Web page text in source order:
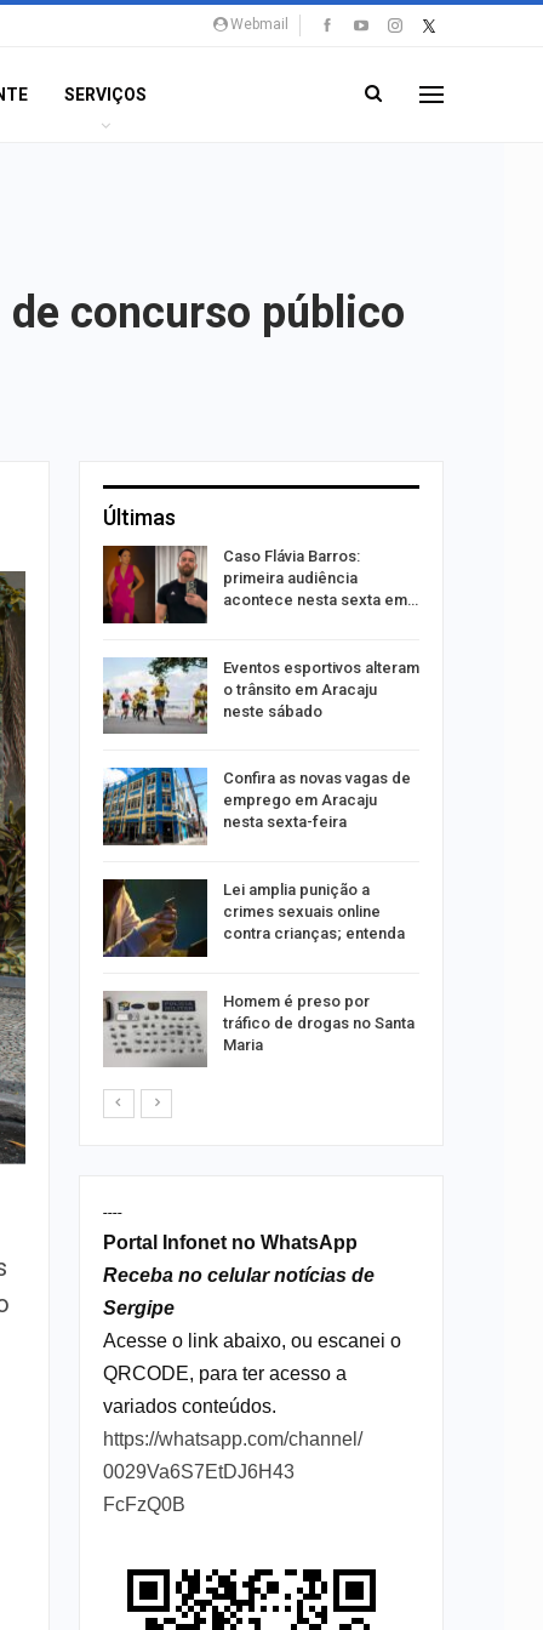
Webmail
SERVIÇOS
concurso público
Últimas
após
e
é
do…
Caso Flávia Barros:
primeira audiência
acontece nesta sexta em…
Eventos esportivos alteram
o trânsito em Aracaju
neste sábado
Confira as novas vagas de
emprego em Aracaju
nesta sexta-feira
Lei amplia punição a
crimes sexuais online
contra crianças; entenda
Homem é preso por
tráfico de drogas no Santa
Maria
----
Portal Infonet no WhatsApp
Receba no celular notícias de
Sergipe
Acesse o link abaixo, ou escanei o
QRCODE, para ter acesso a
variados conteúdos.
https://whatsapp.com/channel/
0029Va6S7EtDJ6H43
FcFzQ0B